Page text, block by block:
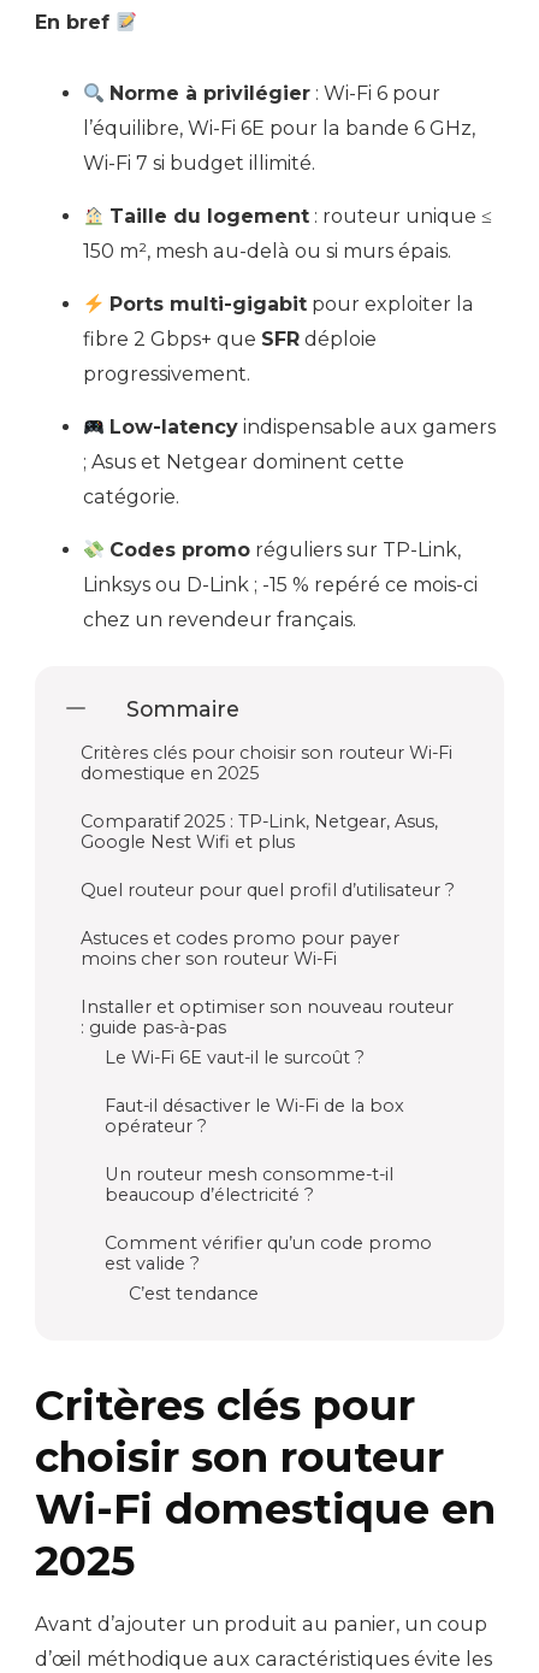
En bref
Norme à privilégier : Wi-Fi 6 pour
l’équilibre, Wi-Fi 6E pour la bande 6 GHz,
Wi-Fi 7 si budget illimité.
Taille du logement : routeur unique ≤
150 m², mesh au-delà ou si murs épais.
Ports multi-gigabit pour exploiter la
fibre 2 Gbps+ que SFR déploie
progressivement.
Low-latency indispensable aux gamers
; Asus et Netgear dominent cette
catégorie.
Codes promo réguliers sur TP-Link,
Linksys ou D-Link ; -15 % repéré ce mois-ci
chez un revendeur français.
Sommaire
Critères clés pour choisir son routeur Wi-Fi
domestique en 2025
Comparatif 2025 : TP-Link, Netgear, Asus,
Google Nest Wifi et plus
Quel routeur pour quel profil d’utilisateur ?
Astuces et codes promo pour payer
moins cher son routeur Wi-Fi
Installer et optimiser son nouveau routeur
: guide pas-à-pas
Le Wi-Fi 6E vaut-il le surcoût ?
Faut-il désactiver le Wi-Fi de la box
opérateur ?
Un routeur mesh consomme-t-il
beaucoup d’électricité ?
Comment vérifier qu’un code promo
est valide ?
C’est tendance
Critères clés pour
choisir son routeur
Wi-Fi domestique en
2025
Avant d’ajouter un produit au panier, un coup
d’œil méthodique aux caractéristiques évite les